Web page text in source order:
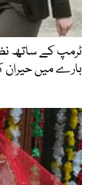
ٹرمپ کے ساتھ
بارے میں